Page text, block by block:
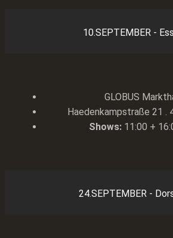
10.SEPTEMBER -
GLOBUS
Haedenkampstraße 21 .
Shows: 11:00 +
24.SEPTEMBER -